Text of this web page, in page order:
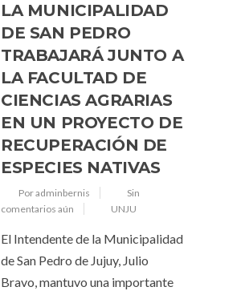
LA MUNICIPALIDAD
DE SAN PEDRO
TRABAJARÁ JUNTO A
LA FACULTAD DE
CIENCIAS AGRARIAS
EN UN PROYECTO DE
RECUPERACIÓN DE
ESPECIES NATIVAS
Por adminbernis
Sin
comentarios aún
UNJU
El Intendente de la Municipalidad
de San Pedro de Jujuy, Julio
Bravo, mantuvo una importante